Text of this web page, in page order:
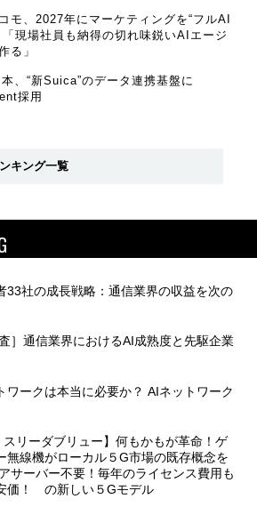
モ、2027年にマーケティングを“フルAI
現場社員も納得の切れ味鋭いAIエージ
る」
、“新Suica”のデータ連携基盤に
採用
キング一覧
33社の成長戦略：通信業界の収益を次の
］通信業界におけるAI成熟度と先駆企業
ワークは本当に必要か？ AIネットワーク
スリーダブリュー】何もかもが革命！ゲ
無線機がローカル５G市場の既存概念を
サーバー不要！毎年のライセンス費用も
価！ の新しい５Gモデル